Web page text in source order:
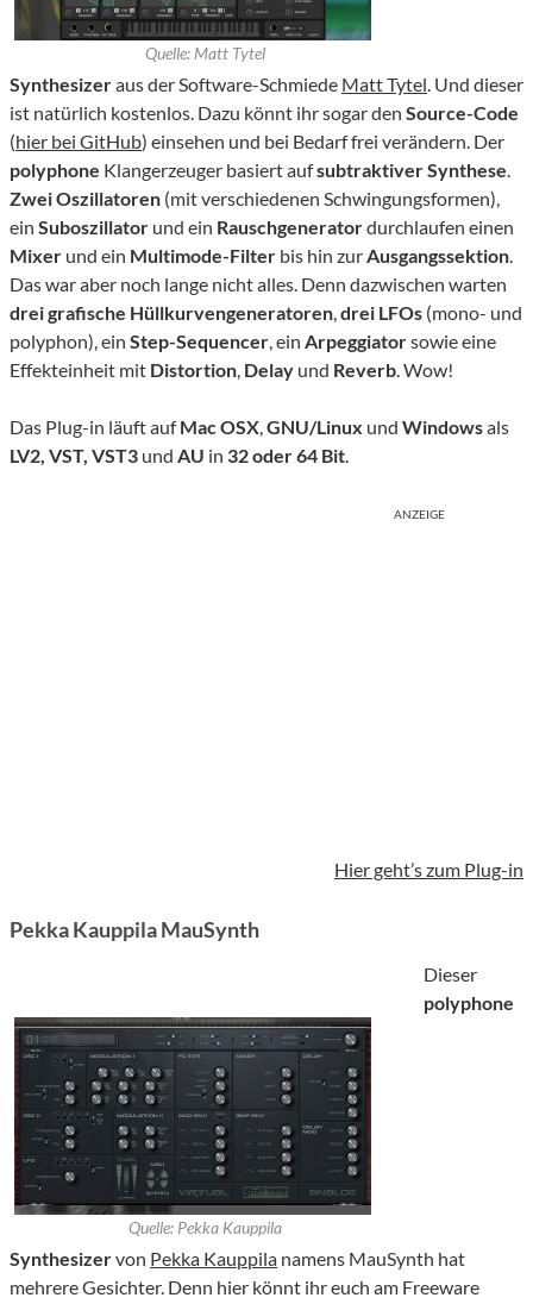
Quelle: Matt Tytel
Synthesizeraus der Software-Schmiede Matt Tytel. Und dieser
ist natürlich kostenlos. Dazu könnt ihr sogar den Source-Code
(hier bei GitHub) einsehen und bei Bedarf frei verändern. Der
polyphone Klangerzeuger basiert aufsubtraktiver Synthese.
Zwei Oszillatoren (mit verschiedenen Schwingungsformen),
ein Suboszillator und ein Rauschgeneratordurchlaufen einen
Mixer und ein Multimode-Filter bis hin zurAusgangssektion.
Das war aber noch lange nicht alles. Denn dazwischen warten
drei grafische Hüllkurvengeneratoren,drei LFOs (mono- und
polyphon), ein Step-Sequencer, ein Arpeggiatorsowie eine
Effekteinheit mit Distortion, Delay und Reverb. Wow!
Das Plug-in läuft aufMac OSX,GNU/Linux und Windowsals
LV2, VST, VST3 und AU in 32 oder 64 Bit.
ANZEIGE
Hier geht’s zum Plug-in
Pekka Kauppila MauSynth
Quelle: Pekka Kauppila
Dieser
polyphone
Synthesizervon Pekka Kauppila namens MauSynth hat
mehrere Gesichter. Denn hier könnt ihr euch am Freeware